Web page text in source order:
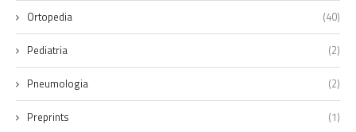
Ortopedia (40)
Pediatria (2)
Pneumologia (2)
Preprints (1)